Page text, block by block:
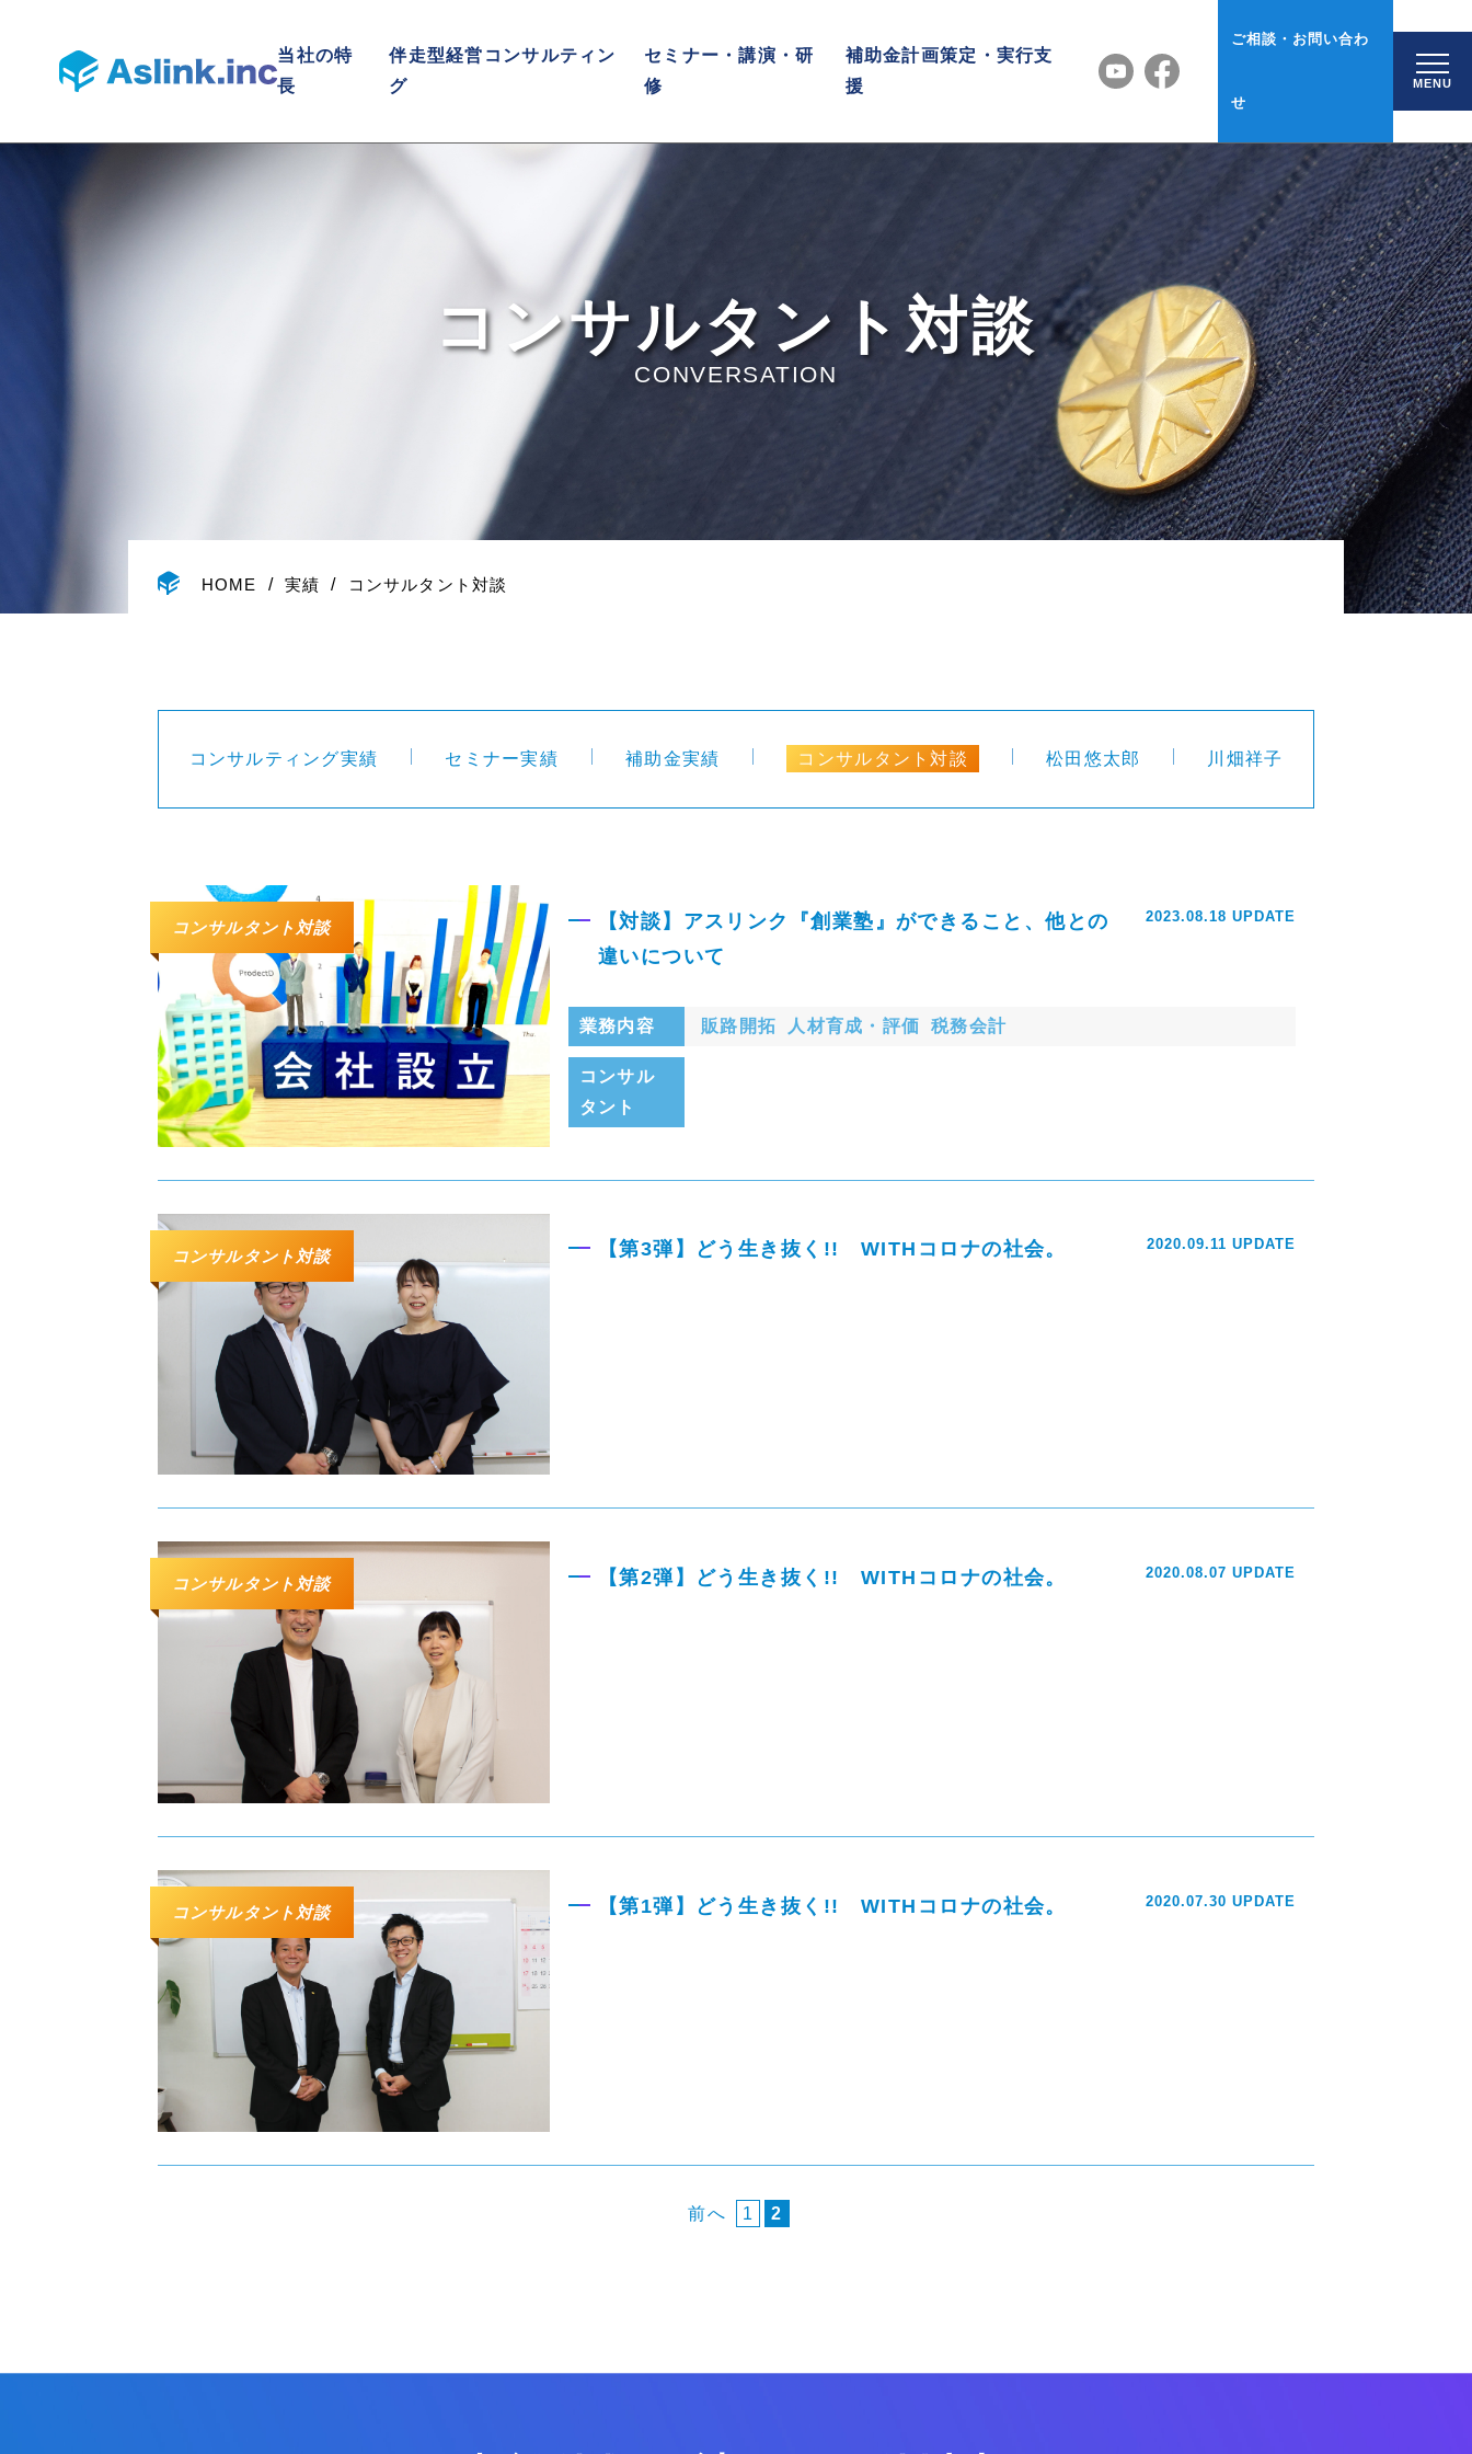
当社の特
長
伴走型経営コンサルティン
グ
セミナー・講演・研
修
補助金計画策定・実行支
援
ご相談・お問い合わ
せ
MENU
コンサルタント対談
CONVERSATION
HOME 実績 コンサルタント対談
コンサルティング実績 セミナー実績 補助金実績 コンサルタント対談 松田悠太郎 川畑祥子
コンサルタント対談
【対談】アスリンク『創業塾』ができること、他との
違いについて
2023.08.18 UPDATE
業務内容 販路開拓 人材育成・評価 税務会計
コンサル
タント
コンサルタント対談 【第3弾】どう生き抜く!! WITHコロナの社会。 2020.09.11 UPDATE
コンサルタント対談 【第2弾】どう生き抜く!! WITHコロナの社会。 2020.08.07 UPDATE
コンサルタント対談 【第1弾】どう生き抜く!! WITHコロナの社会。 2020.07.30 UPDATE
前へ 1 2